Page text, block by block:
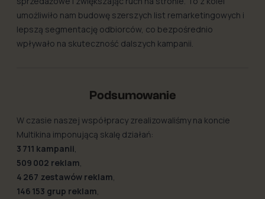
umożliwiło nam budowę szerszych list remarketingowych i
lepszą segmentację odbiorców, co bezpośrednio
wpływało na skuteczność dalszych kampanii.
Podsumowanie
W czasie naszej współpracy zrealizowaliśmy na koncie
Multikina imponującą skalę działań:
3 711 kampanii,
509 002 reklam,
4 267 zestawów reklam,
146 153 grup reklam,